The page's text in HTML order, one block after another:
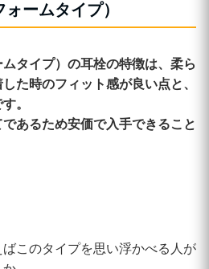
ームタイプ）
タイプ）の耳栓の特徴は、柔ら
た時のフィット感が良い点と、
。
あるため安価で入手できること
このタイプを思い浮かべる人が